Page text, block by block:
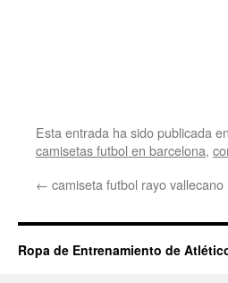
Esta entrada ha sido publicada en
camisetas futbol en barcelona,
← camiseta futbol rayo vallecano
Ropa de Entrenamiento de